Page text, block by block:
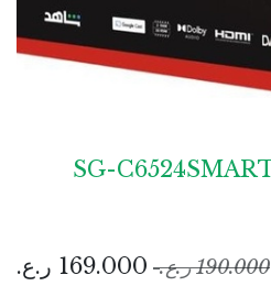
190.000ر.ع. 169.000 ر.ع.